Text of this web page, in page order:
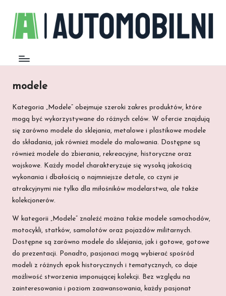
modele
Kategoria „Modele” obejmuje szeroki zakres produktów, które
mogą być wykorzystywane do różnych celów. W ofercie znajdują
się zarówno modele do sklejania, metalowe i plastikowe modele
do składania, jak również modele do malowania. Dostępne są
również modele do zbierania, rekreacyjne, historyczne oraz
wojskowe. Każdy model charakteryzuje się wysoką jakością
wykonania i dbałością o najmniejsze detale, co czyni je
atrakcyjnymi nie tylko dla miłośników modelarstwa, ale także
kolekcjonerów.
W kategorii „Modele” znaleźć można także modele samochodów,
motocykli, statków, samolotów oraz pojazdów militarnych.
Dostępne są zarówno modele do sklejania, jak i gotowe, gotowe
do prezentacji. Ponadto, pasjonaci mogą wybierać spośród
modeli z różnych epok historycznych i tematycznych, co daje
możliwość stworzenia imponującej kolekcji. Bez względu na
zainteresowania i poziom zaawansowania, każdy pasjonat